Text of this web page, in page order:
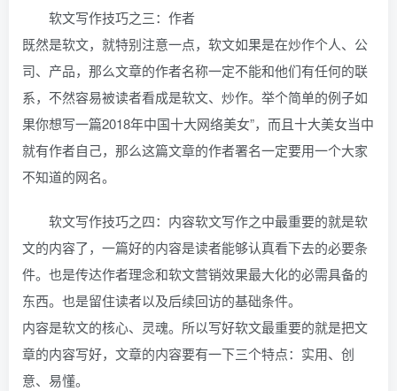
软文写作技巧之三：作者
既然是软文，就特别注意一点，软文如果是在炒作个人、公
司、产品，那么文章的作者名称一定不能和他们有任何的联
系，不然容易被读者看成是软文、炒作。举个简单的例子如
果你想写一篇2018年中国十大网络美女”，而且十大美女当中
就有作者自己，那么这篇文章的作者署名一定要用一个大家
不知道的网名。
软文写作技巧之四：内容软文写作之中最重要的就是软
文的内容了，一篇好的内容是读者能够认真看下去的必要条
件。也是传达作者理念和软文营销效果最大化的必需具备的
东西。也是留住读者以及后续回访的基础条件。
内容是软文的核心、灵魂。所以写好软文最重要的就是把文
章的内容写好，文章的内容要有一下三个特点：实用、创
意、易懂。